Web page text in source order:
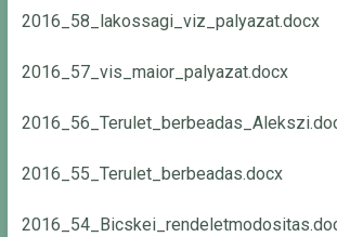
2016_58_lakossagi_viz_palyazat.docx
2016_57_vis_maior_palyazat.docx
2016_55_Terulet_berbeadas.docx